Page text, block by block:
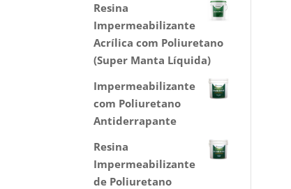
Resina
Impermeabilizante
Acrílica com Poliuretano
(Super Manta Líquida)
Impermeabilizante
com Poliuretano
Antiderrapante
Resina
Impermeabilizante
de Poliuretano